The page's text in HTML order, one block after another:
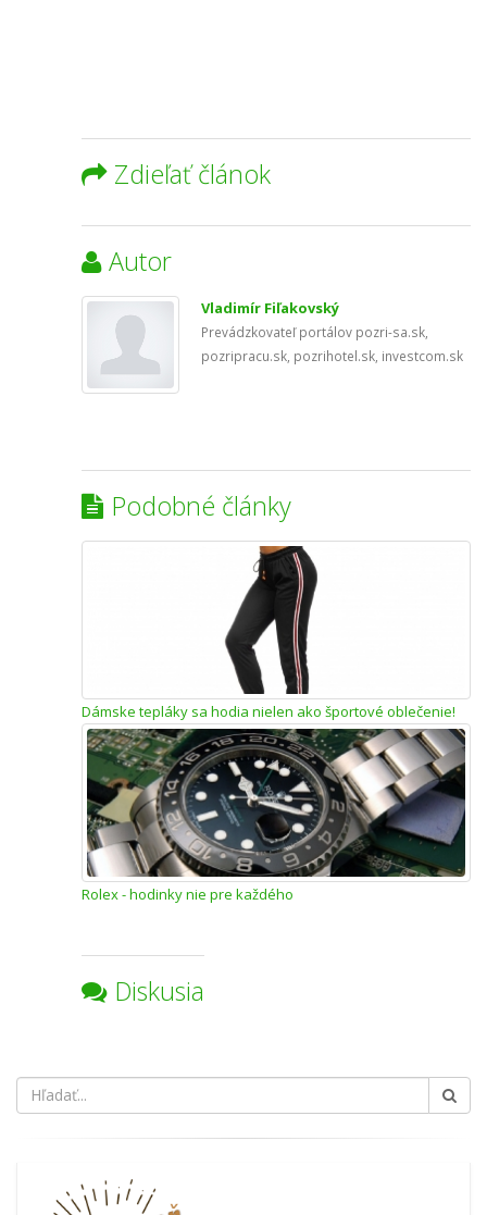
Zdieľať článok
Autor
Vladimír Fiľakovský
Prevádzkovateľ portálov pozri-sa.sk,
pozripracu.sk, pozrihotel.sk, investcom.sk
Podobné články
Dámske tepláky sa hodia nielen ako športové oblečenie!
Rolex - hodinky nie pre každého
Diskusia